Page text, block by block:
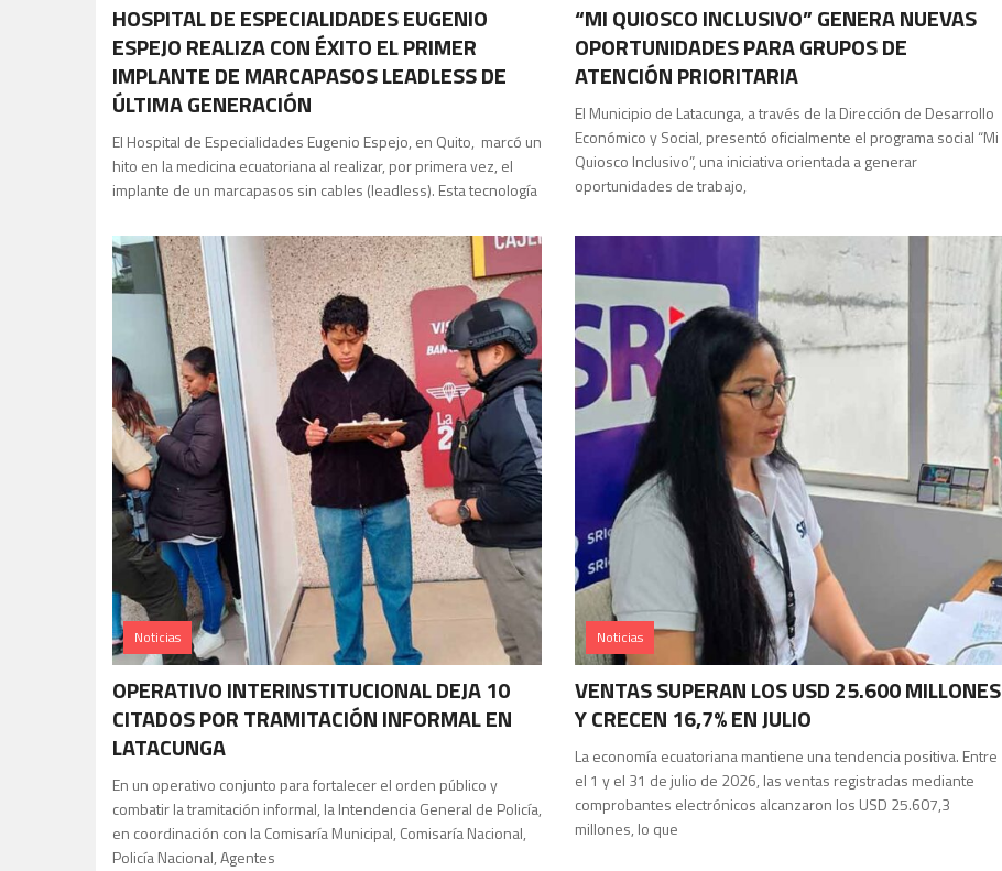
HOSPITAL DE ESPECIALIDADES EUGENIO
ESPEJO REALIZA CON ÉXITO EL PRIMER
IMPLANTE DE MARCAPASOS LEADLESS DE
ÚLTIMA GENERACIÓN
El Hospital de Especialidades Eugenio Espejo, en Quito, marcó un
hito en la medicina ecuatoriana al realizar, por primera vez, el
implante de un marcapasos sin cables (leadless). Esta tecnología
“MI QUIOSCO INCLUSIVO” GENERA NUEVAS
OPORTUNIDADES PARA GRUPOS DE
ATENCIÓN PRIORITARIA
El Municipio de Latacunga, a través de la Dirección de Desarrollo
Económico y Social, presentó oficialmente el programa social “Mi
Quiosco Inclusivo”, una iniciativa orientada a generar
oportunidades de trabajo,
Noticias
OPERATIVO INTERINSTITUCIONAL DEJA 10
CITADOS POR TRAMITACIÓN INFORMAL EN
LATACUNGA
En un operativo conjunto para fortalecer el orden público y
combatir la tramitación informal, la Intendencia General de Policía,
en coordinación con la Comisaría Municipal, Comisaría Nacional,
Policía Nacional, Agentes
Noticias
VENTAS SUPERAN LOS USD 25.600 MILLONES
Y CRECEN 16,7% EN JULIO
La economía ecuatoriana mantiene una tendencia positiva. Entre
el 1 y el 31 de julio de 2026, las ventas registradas mediante
comprobantes electrónicos alcanzaron los USD 25.607,3
millones, lo que